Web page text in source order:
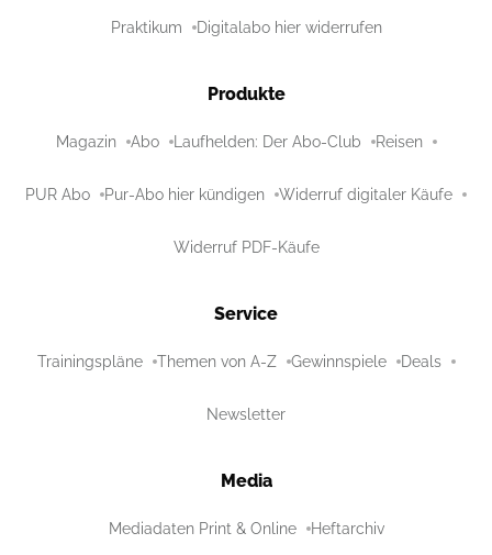
Praktikum Digitalabo hier widerrufen
Produkte
Magazin Abo Laufhelden: Der Abo-Club Reisen
PUR Abo Pur-Abo hier kündigen Widerruf digitaler Käufe
Widerruf PDF-Käufe
Service
Trainingspläne Themen von A-Z Gewinnspiele Deals
Newsletter
Media
Mediadaten Print & Online Heftarchiv